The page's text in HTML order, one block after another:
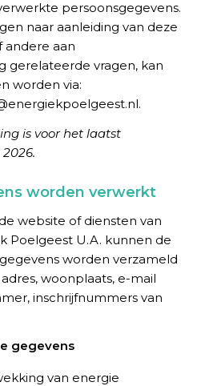
persoonsgegevens.
naar aanleiding van deze
andere aan
gerelateerde vragen, kan
worden via:
is voor het laatst
worden verwerkt
website of diensten van
Poelgeest U.A. kunnen de
worden verzameld
woonplaats, e-mail
inschrijfnummers van
gegevens
van energie